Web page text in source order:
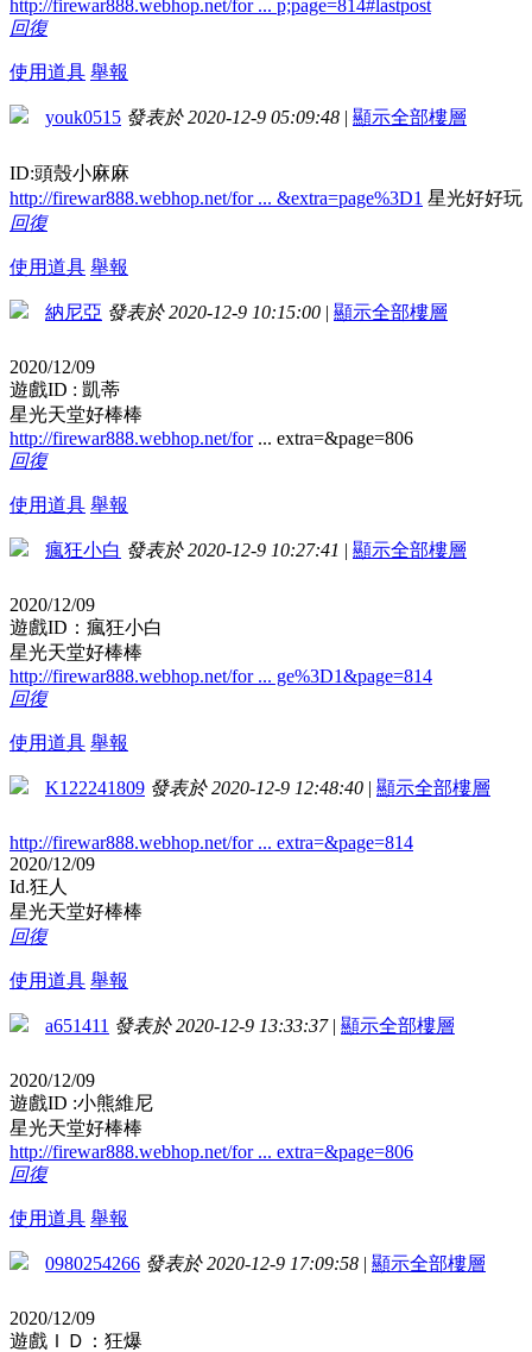
http://firewar888.webhop.net/for ... p;page=814#lastpost
回復
使用道具 舉報
youk0515 發表於 2020-12-9 05:09:48 | 顯示全部樓層
ID:頭殼小麻麻
http://firewar888.webhop.net/for ... &extra=page%3D1 星光好好玩
回復
使用道具 舉報
納尼亞 發表於 2020-12-9 10:15:00 | 顯示全部樓層
2020/12/09
遊戲ID : 凱蒂
星光天堂好棒棒
http://firewar888.webhop.net/for... extra=&page=806
回復
使用道具 舉報
瘋狂小白 發表於 2020-12-9 10:27:41 | 顯示全部樓層
2020/12/09
遊戲ID：瘋狂小白
星光天堂好棒棒
http://firewar888.webhop.net/for ... ge%3D1&page=814
回復
使用道具 舉報
K122241809 發表於 2020-12-9 12:48:40 | 顯示全部樓層
http://firewar888.webhop.net/for ... extra=&page=814
2020/12/09
Id.狂人
星光天堂好棒棒
回復
使用道具 舉報
a651411 發表於 2020-12-9 13:33:37 | 顯示全部樓層
2020/12/09
遊戲ID :小熊維尼
星光天堂好棒棒
http://firewar888.webhop.net/for ... extra=&page=806
回復
使用道具 舉報
0980254266 發表於 2020-12-9 17:09:58 | 顯示全部樓層
2020/12/09
遊戲ＩＤ：狂爆